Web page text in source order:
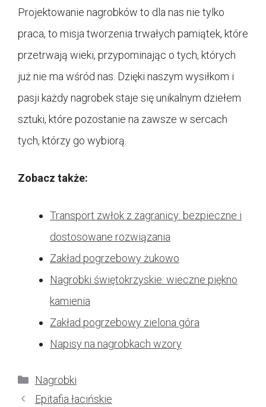
Projektowanie nagrobków to dla nas nie tylko
praca, to misja tworzenia trwałych pamiątek, które
przetrwają wieki, przypominając o tych, których
już nie ma wśród nas. Dzięki naszym wysiłkom i
pasji każdy nagrobek staje się unikalnym dziełem
sztuki, które pozostanie na zawsze w sercach
tych, którzy go wybiorą.
Zobacz także:
Transport zwłok z zagranicy: bezpieczne i
dostosowane rozwiązania
Zakład pogrzebowy żukowo
Nagrobki świętokrzyskie: wieczne piękno
kamienia
Zakład pogrzebowy zielona góra
Napisy na nagrobkach wzory
Kategorie
Nagrobki
Epitafia łacińskie